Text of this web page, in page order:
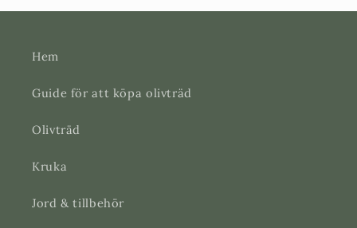
Hem
Guide för att köpa olivträd
Olivträd
Kruka
Jord & tillbehör